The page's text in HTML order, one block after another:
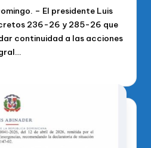
– El presidente Luis
236-26 y 285-26 que
continuidad a las acciones